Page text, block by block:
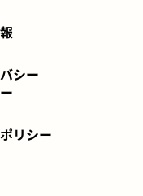
シー
リシー